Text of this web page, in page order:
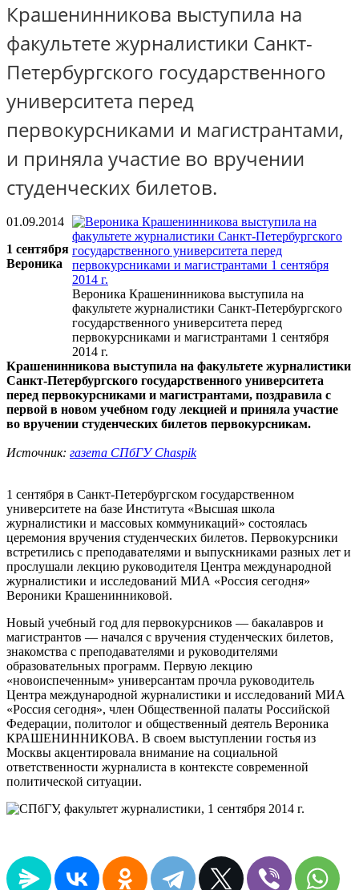
Крашенинникова выступила на
факультете журналистики Санкт-
Петербургского государственного
университета перед
первокурсниками и магистрантами,
и приняла участие во вручении
студенческих билетов.
01.09.2014
Вероника Крашенинникова выступила на
факультете журналистики Санкт-Петербургского
государственного университета перед
первокурсниками и магистрантами 1 сентября
2014 г.
1 сентября
Вероника
Крашенинникова выступила на факультете журналистики
Санкт-Петербургского государственного университета
перед первокурсниками и магистрантами, поздравила с
первой в новом учебном году лекцией и приняла участие
во вручении студенческих билетов первокурсникам.
Источник: газета СПбГУ Chaspik
1 сентября в Санкт-Петербургском государственном
университете на базе Института «Высшая школа
журналистики и массовых коммуникаций» состоялась
церемония вручения студенческих билетов. Первокурсники
встретились с преподавателями и выпускниками разных лет и
прослушали лекцию руководителя Центра международной
журналистики и исследований МИА «Россия сегодня»
Вероники Крашенинниковой.
Новый учебный год для первокурсников — бакалавров и
магистрантов — начался с вручения студенческих билетов,
знакомства с преподавателями и руководителями
образовательных программ. Первую лекцию
«новоиспеченным» универсантам прочла руководитель
Центра международной журналистики и исследований МИА
«Россия сегодня», член Общественной палаты Российской
Федерации, политолог и общественный деятель Вероника
КРАШЕНИННИКОВА. В своем выступлении гостья из
Москвы акцентировала внимание на социальной
ответственности журналиста в контексте современной
политической ситуации.